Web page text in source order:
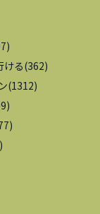
)
ける(362)
(1312)
)
)
)